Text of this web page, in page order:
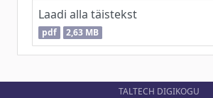
Laadi alla täistekst
pdf 2,63 MB
TALTECH DIGIKOGU